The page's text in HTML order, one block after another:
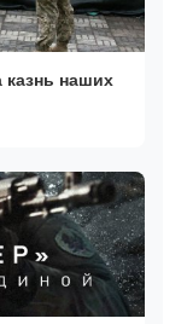
казнь наших